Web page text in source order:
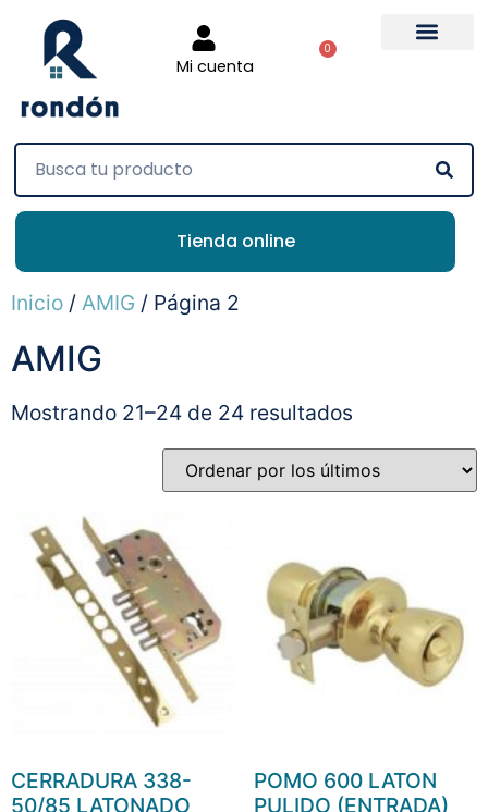
Mi cuenta
0
Tienda online
Inicio / AMIG / Página 2
AMIG
Mostrando 21–24 de 24 resultados
CERRADURA 338-
50/85 LATONADO
POMO 600 LATON
PULIDO (ENTRADA)